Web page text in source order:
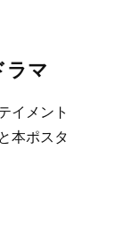
ラマ
イメント
本ポスタ